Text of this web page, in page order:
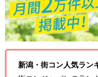
新潟・街コン人気ラン